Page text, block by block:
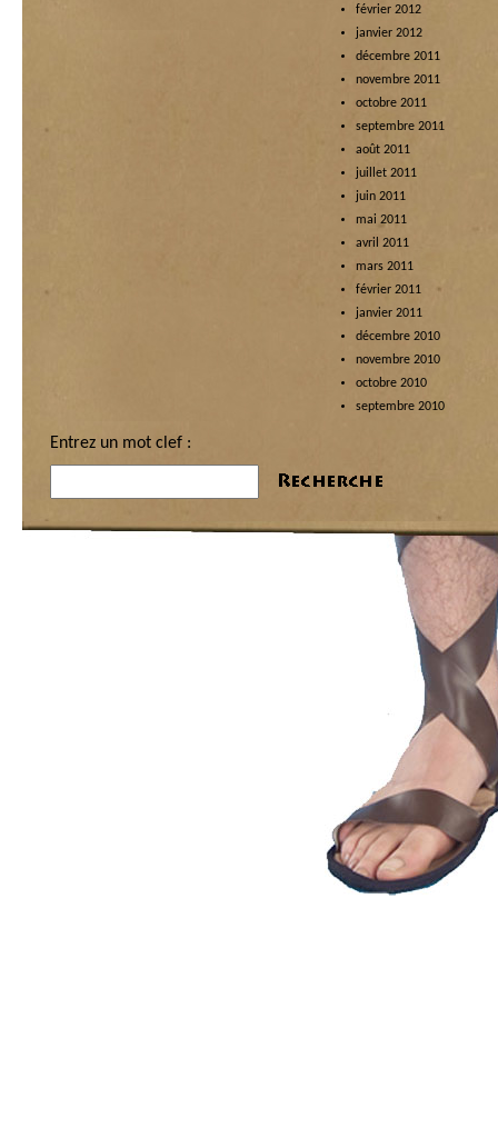
février 2012
janvier 2012
décembre 2011
novembre 2011
octobre 2011
septembre 2011
août 2011
juillet 2011
juin 2011
mai 2011
avril 2011
mars 2011
février 2011
janvier 2011
décembre 2010
novembre 2010
octobre 2010
septembre 2010
Entrez un mot clef :